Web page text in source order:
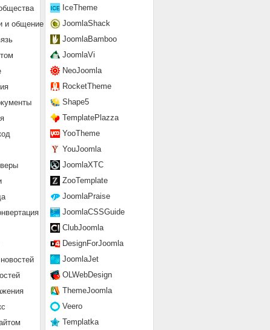
IceTheme
JoomlaShack
JoomlaBamboo
JoomlaVi
NeoJoomla
RocketTheme
Shape5
TemplatePlazza
YooTheme
YouJoomla
JoomlaXTC
ZooTemplate
JoomlaPraise
JoomlaCSSGuide
ClubJoomla
DesignForJoomla
JoomlaJet
OLWebDesign
ThemeJoomla
Veero
Templatka
и общение